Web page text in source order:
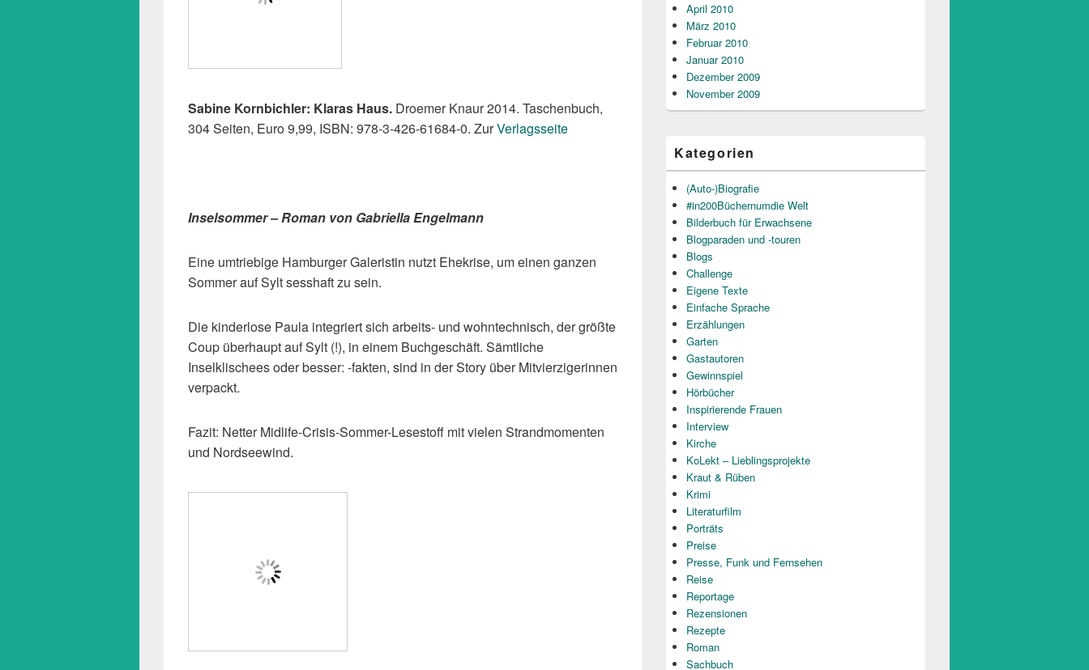
Sabine Kornbichler: Klaras Haus. Droemer Knaur 2014. Taschenbuch,
304 Seiten, Euro 9,99, ISBN: 978-3-426-61684-0. ZurVerlagsseite
Inselsommer – Roman von Gabriella Engelmann
Eine umtriebige Hamburger Galeristin nutzt Ehekrise, um einen ganzen
Sommer auf Sylt sesshaft zu sein.
Die kinderlose Paula integriert sich arbeits- und wohntechnisch, der größte
Coup überhaupt auf Sylt (!), in einem Buchgeschäft. Sämtliche
Inselklischees oder besser: -fakten, sind in der Story über Mitvierzigerinnen
verpackt.
Fazit: Netter Midlife-Crisis-Sommer-Lesestoff mit vielen Strandmomenten
und Nordseewind.
April 2010
März 2010
Februar 2010
Januar 2010
Dezember 2009
November 2009
Kategorien
(Auto-)Biografie
#in200Büchernumdie Welt
Bilderbuch für Erwachsene
Blogparaden und -touren
Blogs
Challenge
Eigene Texte
Einfache Sprache
Erzählungen
Garten
Gastautoren
Gewinnspiel
Hörbücher
Inspirierende Frauen
Interview
Kirche
KoLekt – Lieblingsprojekte
Kraut & Rüben
Krimi
Literaturfilm
Porträts
Preise
Presse, Funk und Fernsehen
Reise
Reportage
Rezensionen
Rezepte
Roman
Sachbuch